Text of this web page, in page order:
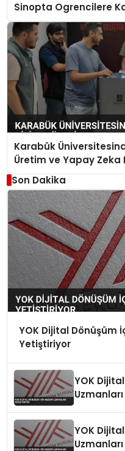
Sinopta Ogrencilere
Karabük
Üretim ve Yapay Zeka
Son Dakika
YOK Dijital Dönüşüm
Yetiştiriyor
YOK
YOK